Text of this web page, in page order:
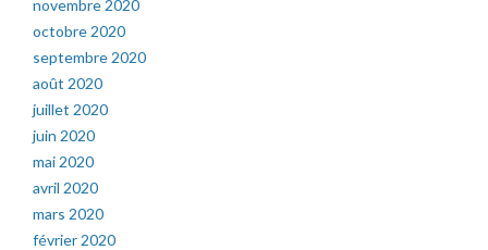
novembre 2020
octobre 2020
septembre 2020
août 2020
juillet 2020
juin 2020
mai 2020
avril 2020
mars 2020
février 2020